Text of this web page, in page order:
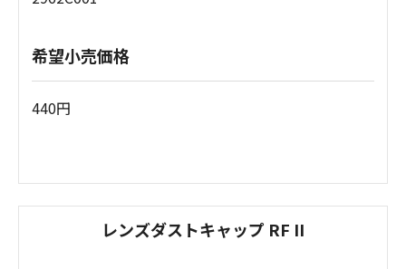
希望小売価格
440円
レンズダストキャップ RF II